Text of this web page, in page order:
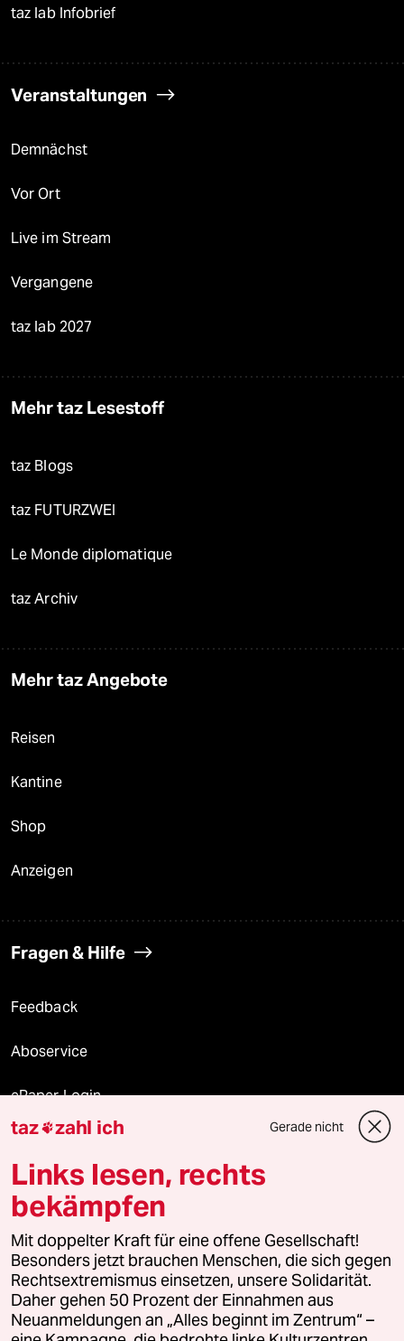
taz lab Infobrief
Veranstaltungen
Demnächst
Vor Ort
Live im Stream
Vergangene
taz lab 2027
Mehr taz Lesestoff
taz Blogs
taz FUTURZWEI
Le Monde diplomatique
taz Archiv
Mehr taz Angebote
Reisen
Kantine
Shop
Anzeigen
Fragen & Hilfe
Feedback
Aboservice
ePaper Login
Downloads für Abonnierende
© 2026 taz Verlags und Vertriebs GmbH
Alle Rechte vorbehalten. Bei rechtlichen Fragen oder für Genehmigungen
wenden Sie sich bitte an
lizenzen@taz.de
Feedback Redaktionsstatut Kommune-Richtlinien
taz zahl ich Gerade nicht
Links lesen, rechts
bekämpfen
Mit doppelter Kraft für eine offene Gesellschaft!
Besonders jetzt brauchen Menschen, die sich gegen
Rechtsextremismus einsetzen, unsere Solidarität.
Daher gehen 50 Prozent der Einnahmen aus
Neuanmeldungen an „Alles beginnt im Zentrum“ –